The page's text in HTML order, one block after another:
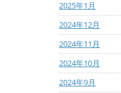
2025年1月
2024年12月
2024年11月
2024年10月
2024年9月